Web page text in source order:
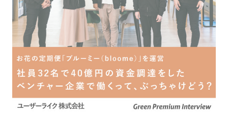
Copyright© Atrae, Inc. All Right Reserved.
転職サイトGreen コンサルティング・リサーチ 経営/ビジネスコン